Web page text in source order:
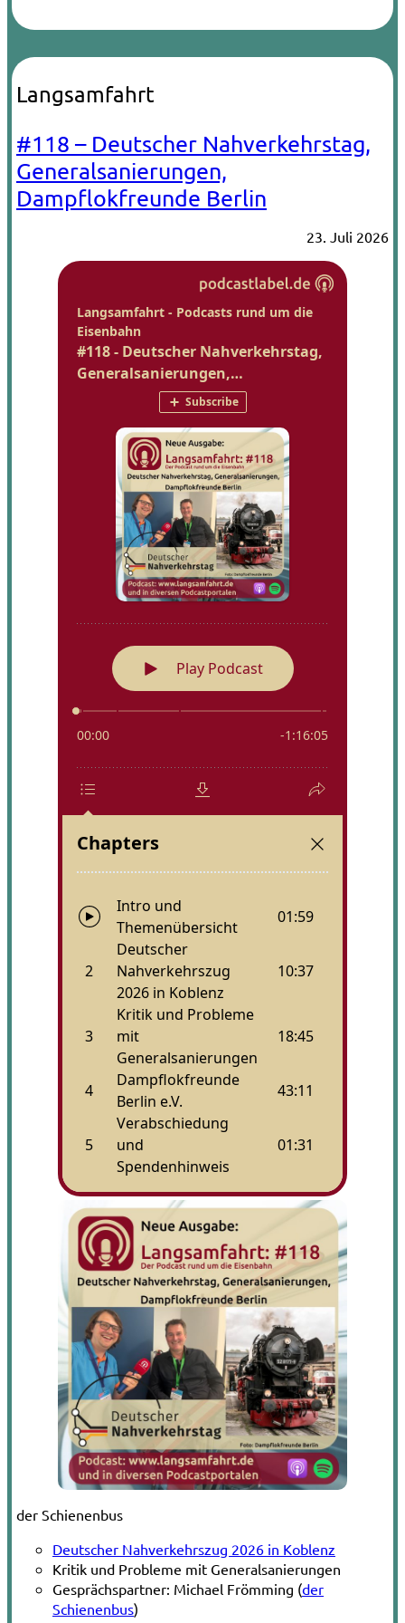
Langsamfahrt
#118 – Deutscher Nahverkehrstag,
Generalsanierungen,
Dampflokfreunde Berlin
23. Juli 2026
der Schienenbus
Deutscher Nahverkehrszug 2026 in Koblenz
Kritik und Probleme mit Generalsanierungen
Gesprächspartner: Michael Frömming (der
Schienenbus)